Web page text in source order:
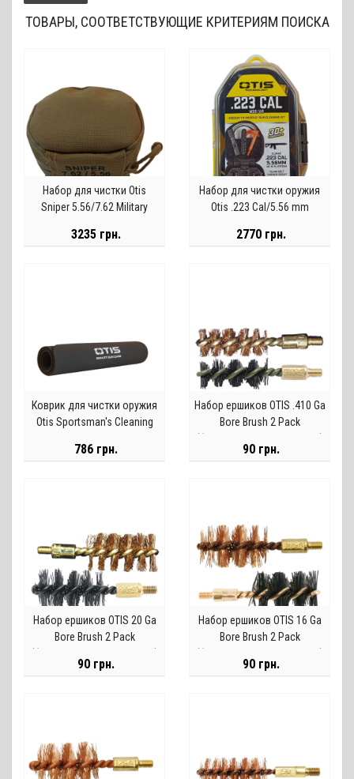
ТОВАРЫ, СООТВЕТСТВУЮЩИЕ КРИТЕРИЯМ ПОИСКА
Набор для чистки Otis
Sniper 5.56/7.62 Military
3235 грн.
Набор для чистки оружия
Otis .223 Cal/5.56 mm
2770 грн.
Коврик для чистки оружия
Otis Sportsman's Cleaning
786 грн.
Набор ершиков OTIS .410 Ga
Bore Brush 2 Pack
(бронзовый и нейлоновый)
90 грн.
Набор ершиков OTIS 20 Ga
Bore Brush 2 Pack
(бронзовый и нейлоновый)
90 грн.
Набор ершиков OTIS 16 Ga
Bore Brush 2 Pack
(бронзовый и нейлоновый)
90 грн.